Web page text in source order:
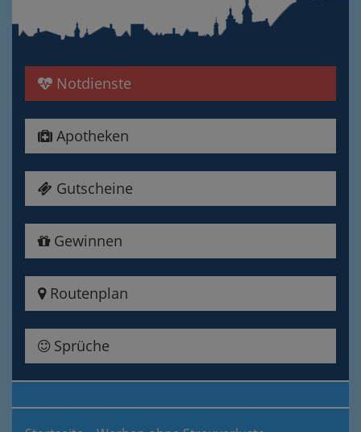
Notdienste
Apotheken
Gutscheine
Gewinnen
Routenplan
Sprüche